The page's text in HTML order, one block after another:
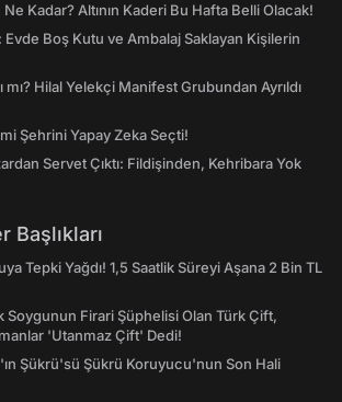
Ne Kadar? Altının Kaderi Bu Hafta Belli Olacak!
Evde Boş Kutu ve Ambalaj Saklayan Kişilerin
mı? Hilal Yelekçi Manifest Grubundan Ayrıldı
Şehrini Yapay Zeka Seçti!
Servet Çıktı: Fildişinden, Kehribara Yok
Başlıkları
Tepki Yağdı! 1,5 Saatlik Süreyi Aşana 2 Bin TL
Firari Şüphelisi Olan Türk Çift,
'Utanmaz Çift' Dedi!
Şükrü'sü Şükrü Koruyucu'nun Son Hali